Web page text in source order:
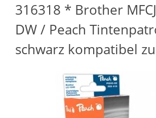
316318 * Brother
DW / Peach
schwarz kompatibel zu